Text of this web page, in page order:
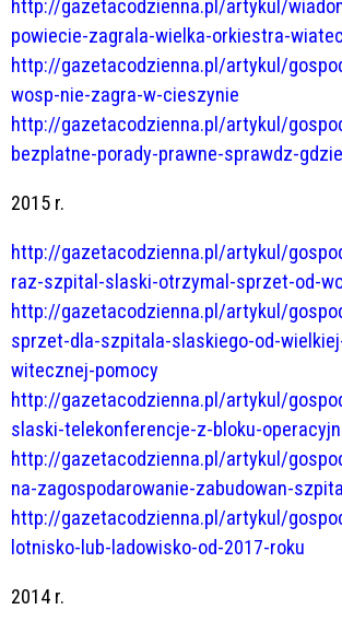
http://gazetacodzienna.pl/artykul/
powiecie-zagrala-wielka-orkiestra-
http://gazetacodzienna.pl/artykul/
wosp-nie-zagra-w-cieszynie
http://gazetacodzienna.pl/artykul/
bezplatne-porady-prawne-sprawdz-
2015 r.
http://gazetacodzienna.pl/artykul/
raz-szpital-slaski-otrzymal-sprzet-od-
http://gazetacodzienna.pl/artykul/
sprzet-dla-szpitala-slaskiego-od-
witecznej-pomocy
http://gazetacodzienna.pl/artykul/
slaski-telekonferencje-z-bloku-
http://gazetacodzienna.pl/artykul/
na-zagospodarowanie-zabudowan-
http://gazetacodzienna.pl/artykul/
lotnisko-lub-ladowisko-od-2017-roku
2014 r.